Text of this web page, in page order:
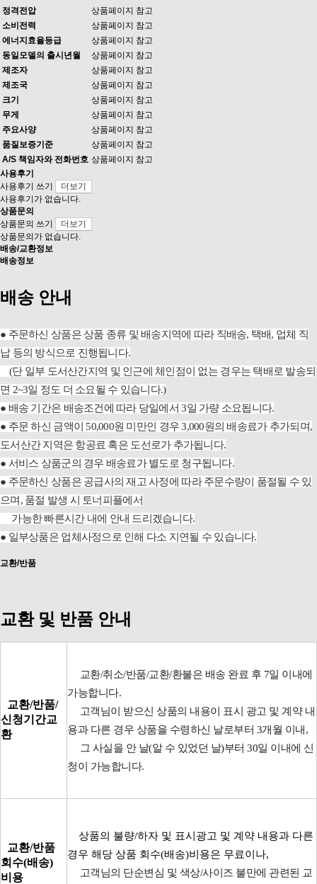
정격전압
상품페이지 참고
소비전력
상품페이지 참고
에너지효율등급
상품페이지 참고
동일모델의 출시년월
상품페이지 참고
제조자
상품페이지 참고
제조국
상품페이지 참고
크기
상품페이지 참고
무게
상품페이지 참고
주요사양
상품페이지 참고
품질보증기준
상품페이지 참고
A/S 책임자와 전화번호 상품페이지 참고
사용후기
사용후기 쓰기
더보기
사용후기가 없습니다.
상품문의
상품문의 쓰기
더보기
상품문의가 없습니다.
배송/교환정보
배송정보
배송 안내
● 주문하신 상품은 상품 종류 및 배송지역에 따라 직배송, 택배, 업체 직
납 등의 방식으로 진행됩니다.
(단 일부 도서산간지역 및 인근에 체인점이 없는 경우는 택배로 발송되
면 2~3일 정도 더 소요될 수 있습니다.)
● 배송 기간은 배송조건에 따라 당일에서 3일 가량 소요됩니다.
● 주문 하신 금액이 50,000원 미만인 경우 3,000원의 배송료가 추가되며,
도서산간 지역은 항공료 혹은 도선로가 추가됩니다.
● 서비스 상품군의 경우 배송료가 별도로 청구됩니다.
● 주문하신 상품은 공급사의 재고 사정에 따라 주문수량이 품절될 수 있
으며, 품절 발생 시 토너피플에서
가능한 빠른시간 내에 안내 드리겠습니다.
● 일부상품은 업체사정으로 인해 다소 지연될 수 있습니다.
교환/반품
교환 및 반품 안내
교환/반품/
신청기간교
환
교환/취소/반품/교환/환불은 배송 완료 후 7일 이내에
가능합니다.
고객님이 받으신 상품의 내용이 표시 광고 및 계약 내
용과 다른 경우 상품을 수령하신 날로부터 3개월 이내,
그 사실을 안 날(알 수 있었던 날)부터 30일 이내에 신
청이 가능합니다.
교환/반품
회수(배송)
비용
상품의 불량/하자 및 표시광고 및 계약 내용과 다른
경우 해당 상품 회수(배송)비용은 무료이나,
고객님의 단순변심 및 색상/사이즈 불만에 관련된 교